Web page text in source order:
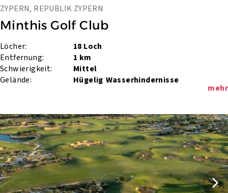
ZYPERN, REPUBLIK ZYPERN
Minthis Golf Club
Löcher:
18 Loch
Entfernung:
1 km
Schwierigkeit:
Mittel
Gelände:
Hügelig Wasserhindernisse
mehr